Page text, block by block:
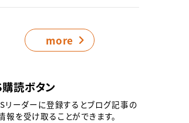
more
読ボタン
リーダーに登録するとブログ記事の
報を受け取ることができます。